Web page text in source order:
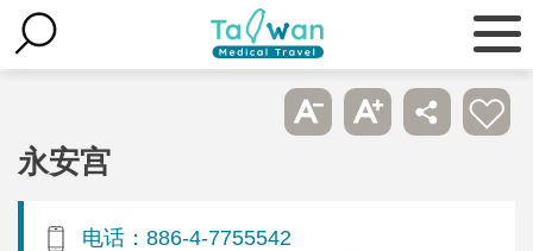
永安宫
电话：886-4-7755542